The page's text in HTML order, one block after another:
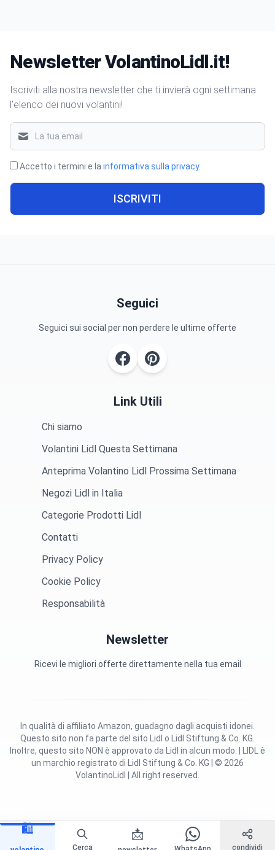
🛍️
Cerca
📩
condividi
Newsletter VolantinoLidl.it!
Iscriviti alla nostra newsletter che ti invierà ogni settimana
l'elenco dei nuovi volantini!
Accetto i termini e la informativa sulla privacy.
ISCRIVITI
Seguici
Seguici sui social per non perdere le ultime offerte
Link Utili
Chi siamo
Volantini Lidl Questa Settimana
Anteprima Volantino Lidl Prossima Settimana
Negozi Lidl in Italia
Categorie Prodotti Lidl
Contatti
Privacy Policy
Cookie Policy
Responsabilità
Newsletter
Ricevi le migliori offerte direttamente nella tua email
Questo sito non fa parte del sito Lidl o Lidl Stiftung & Co. KG.
Inoltre, questo sito NON è approvato da Lidl in alcun modo. | LIDL è
un marchio registrato di Lidl Stiftung & Co. KG | © 2026
VolantinoLidl | All right reserved.
In qualità di affiliato Amazon, guadagno dagli acquisti idonei.